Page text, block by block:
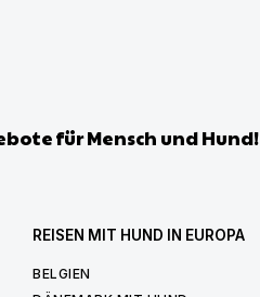
für Mensch und Hund!
REISEN MIT HUND IN EUROPA
BELGIEN